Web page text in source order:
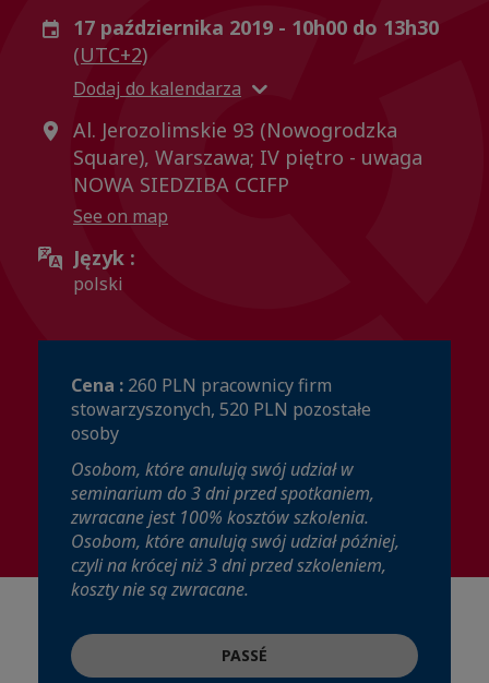
17 października 2019 - 10h00 do 13h30
(UTC+2)
Dodaj do kalendarza
Al. Jerozolimskie 93 (Nowogrodzka
Square), Warszawa; IV piętro - uwaga
NOWA SIEDZIBA CCIFP
See on map
Język :
polski
Cena : 260 PLN pracownicy firm
stowarzyszonych, 520 PLN pozostałe
osoby
Osobom, które anulują swój udział w
seminarium do 3 dni przed spotkaniem,
zwracane jest 100% kosztów szkolenia.
Osobom, które anulują swój udział później,
czyli na krócej niż 3 dni przed szkoleniem,
koszty nie są zwracane.
PASSÉ